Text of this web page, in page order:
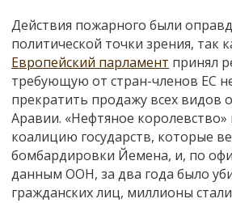
Действия пожарного были
политической точки зрения, так
Европейский парламент принял
требующую от стран-членов ЕС
прекратить продажу всех видов
Аравии. «Нефтяное королевство»
коалицию государств, которые
бомбардировки Йемена, и, по
данным ООН, за два года было
гражданских лиц, миллионы стали